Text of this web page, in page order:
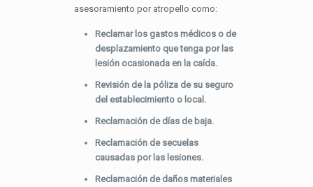
asesoramiento por atropello como:
Reclamar los gastos médicos o de
desplazamiento que tenga por las
lesión ocasionada en la caída.
Revisión de la póliza de su seguro
del establecimiento o local.
Reclamación de días de baja.
Reclamación de secuelas
causadas por las lesiones.
Reclamación de daños materiales